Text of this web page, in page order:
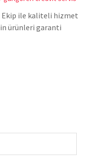
Ekip ile kaliteli hizmet
ürünleri garanti